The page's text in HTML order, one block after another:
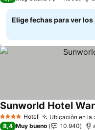
Elige fechas para ver
4 EstrellasHotel Ubicación en la
Sunworld Hotel
8,4 Muy bueno 10.940